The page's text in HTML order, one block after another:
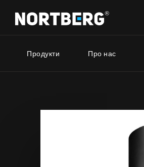
Продукти
Витяжки Острівні
Про нас